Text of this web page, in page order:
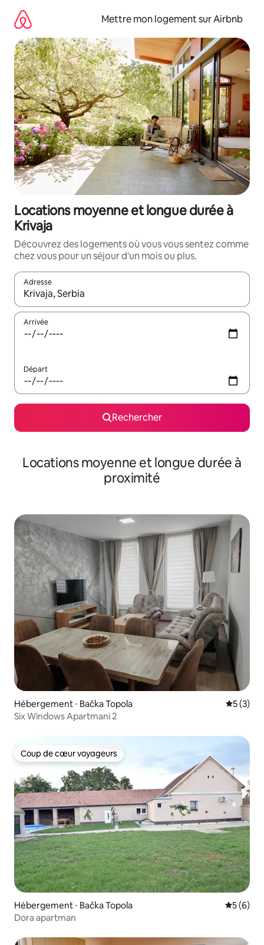
directement
contenu
Mettre mon logement sur Airbnb
Locations moyenne et longue durée à
Krivaja
Découvrez des logements où vous vous sentez comme
chez vous pour un séjour d'un mois ou plus.
Adresse
Lorsque les résultats s'affichent, utilisez les flèches vers le
Arrivée
Départ
Rechercher
Locations moyenne et longue durée à
proximité
Hébergement ⋅ Bačka Topola
5 (3)
Six Windows Apartmani 2
Coup de cœur voyageurs
Coup de cœur voyageurs
Hébergement ⋅ Bačka Topola
5 (6)
Dora apartman